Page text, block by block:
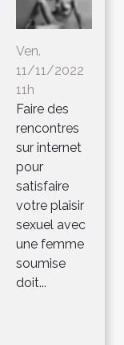
Ven.
11/11/2022
11h
Faire des
rencontres
sur internet
pour
satisfaire
votre plaisir
sexuel avec
une femme
soumise
doit...